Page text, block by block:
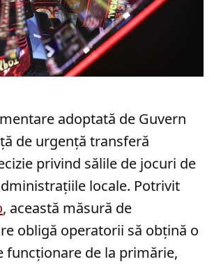
adoptată de Guvern
de urgență transferă
privind sălile de jocuri de
locale. Potrivit
, această măsură de
obligă operatorii să obțină o
funcționare de la primărie,